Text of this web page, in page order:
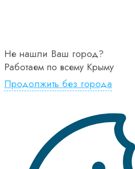
Не нашли Ваш город?
Работаем по всему Крыму
Продолжить без города